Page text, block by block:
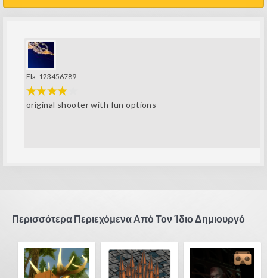
Fla_123456789
original shooter with fun options
Περισσότερα Περιεχόμενα Από Τον Ίδιο Δημιουργό